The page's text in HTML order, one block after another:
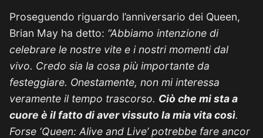
Proseguendo riguardo l’anniversario dei Queen,
Brian May ha detto: “Abbiamo intenzione di
celebrare le nostre vite e i nostri momenti dal
vivo. Credo sia la cosa più importante da
festeggiare. Onestamente, non mi interessa
veramente il tempo trascorso. Ciò che mi sta a
cuore è il fatto di aver vissuto la mia vita così.
Forse ‘Queen: Alive and Live’ potrebbe fare ancor